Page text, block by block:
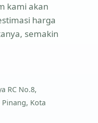
kami akan
harga
semakin
RC No.8,
Pinang, Kota